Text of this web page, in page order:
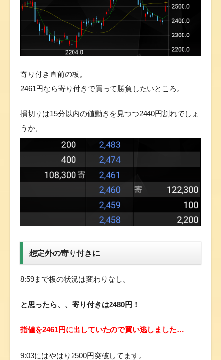
寄り付き直前の板。
2461円なら寄り付きで買って勝負したいところ。
損切りは15分以内の値動きを見つつ2440円割れでしょ
うか。
想定外の寄り付きに
8:59まで板の状況は変わりなし。
と思ったら、、寄り付きは2480円！
指値を2461円に出していたので買い逃しました…
9:03にはやはり2500円突破してます。